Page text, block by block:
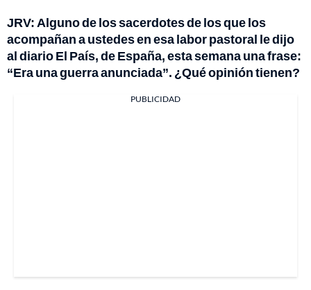
JRV: Alguno de los sacerdotes de los que los
acompañan a ustedes en esa labor pastoral le dijo
al diario El País, de España, esta semana una frase:
“Era una guerra anunciada”. ¿Qué opinión tienen?
PUBLICIDAD